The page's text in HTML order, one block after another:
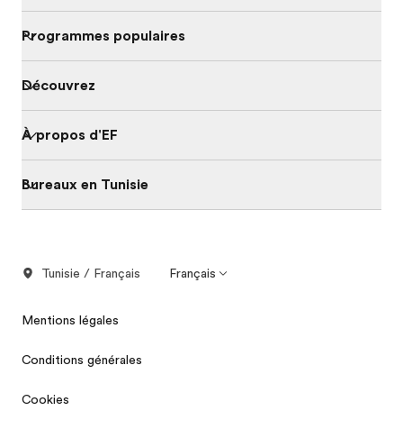
Programmes populaires
Découvrez
À propos d'EF
Bureaux en Tunisie
Tunisie / Français Français
Mentions légales
Conditions générales
Cookies